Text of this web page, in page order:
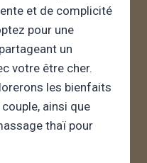
et de complicité
pour une
un
votre être cher.
les bienfaits
ainsi que
thaï pour